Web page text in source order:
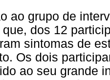
ao grupo de
que, dos 12
sintomas de
Os dois
ao seu grande